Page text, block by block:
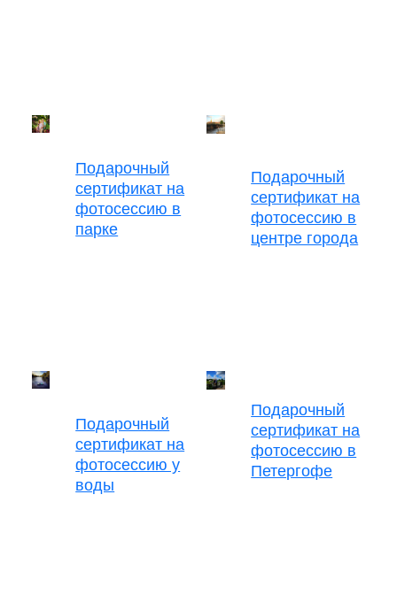
Подарочный
сертификат на
фотосессию в
парке
Подарочный
сертификат на
фотосессию в
центре города
Подарочный
сертификат на
фотосессию у
воды
Подарочный
сертификат на
фотосессию в
Петергофе